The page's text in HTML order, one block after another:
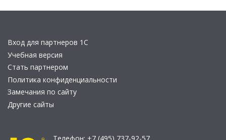
Вход для партнеров 1С
Учебная версия
Стать партнером
Политика конфиденциальности
Замечания по сайту
Другие сайты